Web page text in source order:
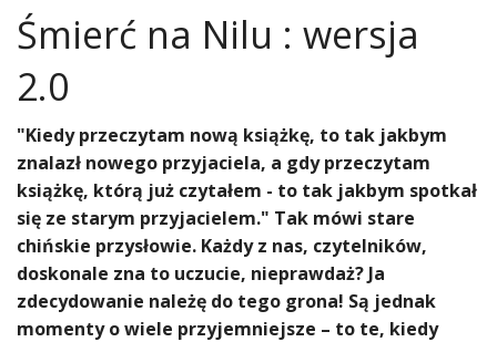
​Śmierć na Nilu : wersja
2.0
"Kiedy przeczytam nową książkę, to tak jakbym
znalazł nowego przyjaciela, a gdy przeczytam
książkę, którą już czytałem - to tak jakbym spotkał
się ze starym przyjacielem." Tak mówi stare
chińskie przysłowie. Każdy z nas, czytelników,
doskonale zna to uczucie, nieprawdaż? Ja
zdecydowanie należę do tego grona! Są jednak
momenty o wiele przyjemniejsze – to te, kiedy